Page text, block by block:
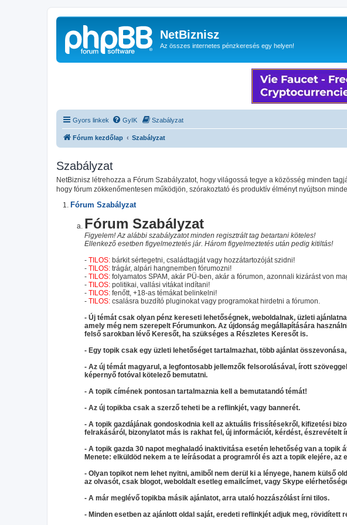
NetBiznisz
Az összes internetes pénzkeresés egy helyen!
Gyors linkek GyIK Szabályzat
Fórum kezdőlap Szabályzat
Szabályzat
NetBiznisz létrehozza a Fórum Szabályzatot, hogy világossá tegye a közösség minden
hogy fórum zökkenőmentesen működjön, szórakoztató és produktív élményt nyújtson
Fórum Szabályzat
Fórum Szabályzat
Figyelem! Az alábbi szabályzatot minden regisztrált tag betartani köteles!
Ellenkező esetben figyelmeztetés jár. Három figyelmeztetés után pedig kitiltás!
- TILOS: bárkit sértegetni, családtagját vagy hozzátartozóját szidni!
- TILOS: trágár, alpári hangnemben fórumozni!
- TILOS: folyamatos SPAM, akár PÜ-ben, akár a fórumon, azonnali kizárást von
- TILOS: politikai, vallási vitákat indítani!
- TILOS: fenőtt, +18-as témákat belinkelni!
- TILOS: csalásra buzdító pluginokat vagy programokat hirdetni a fórumon.
- Új témát csak olyan pénz kereseti lehetőségnek, weboldalnak, üzleti
amely még nem szerepelt Fórumunkon. Az újdonság megállapítására
felső sarokban lévő Keresőt, ha szükséges a Részletes Keresőt is.
- Egy topik csak egy üzleti lehetőséget tartalmazhat, több ajánlat
- Az új témát magyarul, a legfontosabb jellemzők felsorolásával, írott
képernyő fotóval kötelező bemutatni.
- A topik címének pontosan tartalmaznia kell a bemutatandó témát!
- Az új topikba csak a szerző teheti be a reflinkjét, vagy bannerét.
- A topik gazdájának gondoskodnia kell az aktuális frissítésekről, kifizetési
felrakásáról, bizonylatot más is rakhat fel, új információt, kérdést, észrevételt
- A topik gazda 30 napot meghaladó inaktivitása esetén lehetőség van a topik
Menete: elküldöd nekem a te leírásodat a programról és azt a topik elejére, az
- Olyan topikot nem lehet nyitni, amiből nem derül ki a lényege, hanem külső
az olvasót, csak blogot, weboldalt esetleg emailcímet, vagy Skype
- A már meglévő topikba másik ajánlatot, arra utaló hozzászólást írni tilos.
- Minden esetben az ajánlott oldal saját, eredeti reflinkjét adjuk meg, rövidített